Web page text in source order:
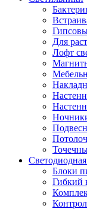
Для
Лофт
Блоки
Гибкий